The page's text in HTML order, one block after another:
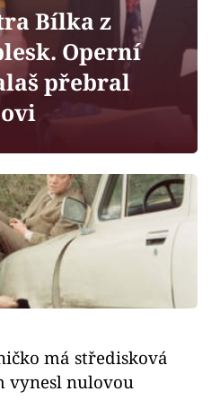
Vary
Bílka z
Operní
přebral
má středisková
vynesl nulovou